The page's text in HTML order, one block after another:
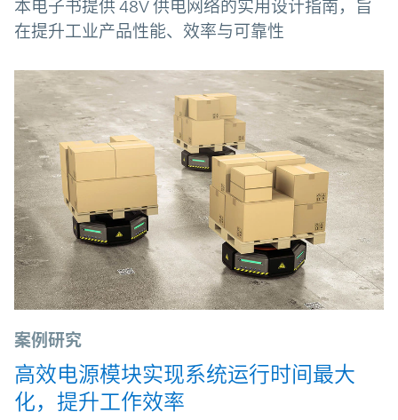
本电子书提供 48V 供电网络的实用设计指南，旨
在提升工业产品性能、效率与可靠性
案例研究
高效电源模块实现系统运行时间最大
化，提升工作效率